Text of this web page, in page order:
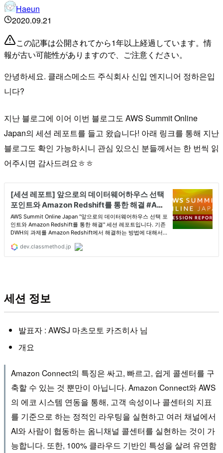
Haeun
2020.09.21
この記事は公開されてから1年以上経過しています。情
報が古い可能性がありますので、ご注意ください。
안녕하세요. 클래스메소드 주식회사 신입 엔지니어 정하은입
니다?
지난 블로그에 이어 이번 블로그도 AWS Summit Online
Japan의 세션 레포트를 들고 왔습니다! 아래 링크를 통해 지난
블로그도 확인 가능하시니 관심 있으신 분들께서는 한 번씩 읽
어주시면 감사드려요ㅎㅎ
세션 정보
발표자 : AWSJ 마츠모토 카즈히사 님
개요
Amazon Connect의 특징은 싸고, 빠르고, 쉽게 콜센터를 구
축할 수 있는 것 뿐만이 아닙니다. Amazon Connect와 AWS
의 에코 시스템 연동을 통해, 고객 속성이나 콜센터의 지표
를 기준으로 하는 정적인 라우팅을 실현하고 여러 채널에서
AI와 사람이 협동하는 옴니채널 콜센터를 실현하는 것이 가
능합니다. 또한, 100% 클라우드 기반인 특성을 살려 유연함